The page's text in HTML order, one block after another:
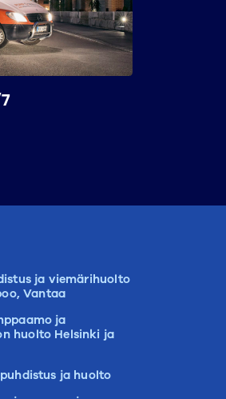
ja viemärihuolto
Vantaa
ja
huolto Helsinki ja
ja huolto